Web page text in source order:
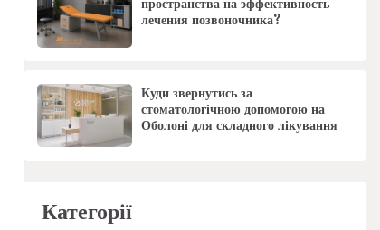
лечения позвоночника?
Куди звернутись за
стоматологічною допомогою на
Оболоні для складного лікування
Категорії